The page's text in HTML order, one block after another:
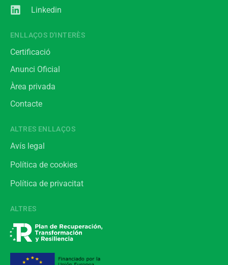
Linkedin
ENLLAÇOS D'INTERÈS
Certificació
Anunci Oficial
Àrea privada
Contacte
ALTRES ENLLAÇOS
Avís legal
Política de cookies
Política de privacitat
ALTRES